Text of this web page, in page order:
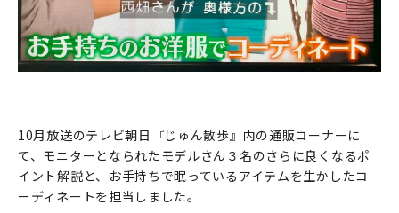
10月放送のテレビ朝日『じゅん散歩』内の通販コーナーに
て、モニターとなられたモデルさん３名のさらに良くなるポ
イント解説と、お手持ちで眠っているアイテムを生かしたコ
ーディネートを担当しました。